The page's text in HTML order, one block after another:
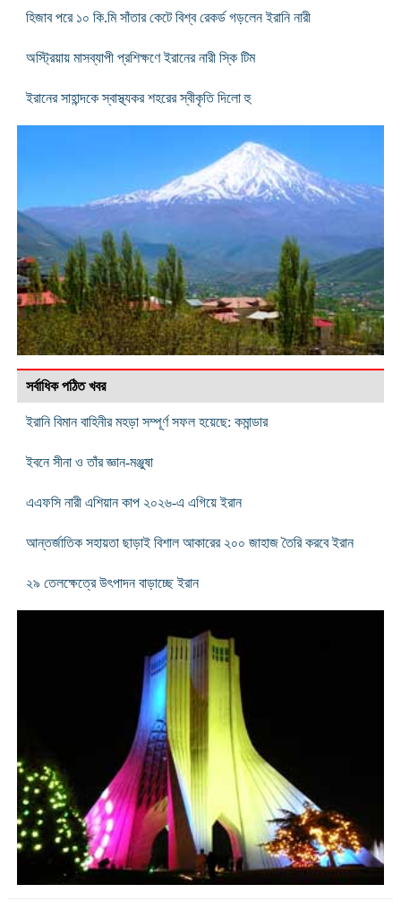
হিজাব পরে ১০ কি.মি সাঁতার কেটে বিশ্ব রেকর্ড গড়লেন ইরানি নারী
অস্ট্রিয়ায় মাসব্যাপী প্রশিক্ষণে ইরানের নারী স্কি টিম
ইরানের সাহান্দকে স্বাস্থ্যকর শহরের স্বীকৃতি দিলো হু
সর্বাধিক পঠিত খবর
ইরানি বিমান বাহিনীর মহড়া সম্পূর্ণ সফল হয়েছে: কমান্ডার
ইবনে সীনা ও তাঁর জ্ঞান-মঞ্জুষা
এএফসি নারী এশিয়ান কাপ ২০২৬-এ এগিয়ে ইরান
আন্তর্জাতিক সহায়তা ছাড়াই বিশাল আকারের ২০০ জাহাজ তৈরি করবে ইরান
২৯ তেলক্ষেত্রে উৎপাদন বাড়াচ্ছে ইরান